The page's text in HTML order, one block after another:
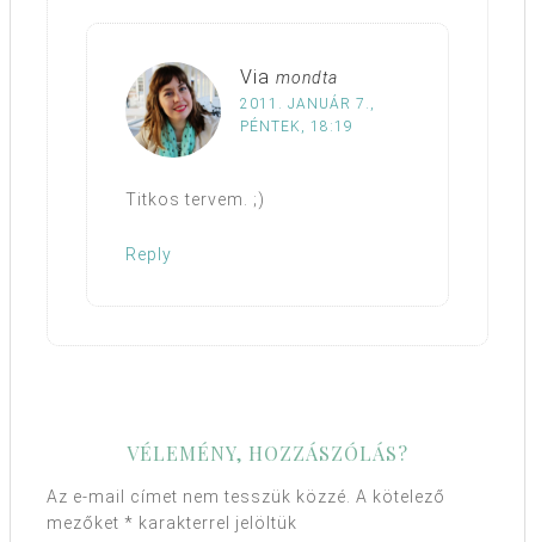
Via mondta
2011. JANUÁR 7.,
PÉNTEK, 18:19
Titkos tervem. ;)
Reply
VÉLEMÉNY, HOZZÁSZÓLÁS?
Az e-mail címet nem tesszük közzé. A kötelező
mezőket * karakterrel jelöltük